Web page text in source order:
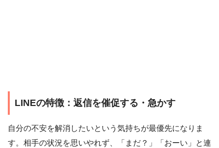
LINEの特徴：返信を催促する・急かす
自分の不安を解消したいという気持ちが最優先になりま
す。相手の状況を思いやれず、「まだ？」「おーい」と連